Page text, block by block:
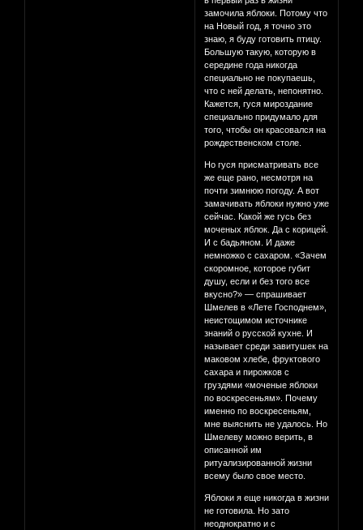
замочила яблоки. Потому что
на Новый год, я точно это
знаю, я буду готовить птицу.
Большую такую, которую в
середине года никогда
специально не покупаешь,
что с ней делать, непонятно.
Кажется, гуся мироздание
специально придумало для
того, чтобы он красовался на
рождественском столе.
Но гуся присматривать все
же еще рано, несмотря на
почти зимнюю погоду. А вот
замачивать яблоки нужно уже
сейчас. Какой же гусь без
моченых яблок. Да с корицей.
И с бадьяном. И даже
немножко с сахаром. «Зачем
скоромное, которое губит
душу, если и без того все
вкусно?» — спрашивает
Шмелев в «Лете Господнем»,
неистощимом источнике
знаний о русской кухне. И
называет среди завитушек на
маковом хлебе, фруктового
сахара и пирожков с
груздями «моченые яблоки
по воскресеньям». Почему
именно по воскресеньям,
мне выяснить не удалось. Но
Шмелеву можно верить, в
описанной им
ритуализированной жизни
всему было свое место.
Яблоки я еще никогда в жизни
не готовила. Но зато
неоднократно и с